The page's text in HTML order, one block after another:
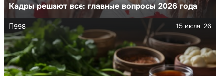
Кадры решают все: главные вопросы 2026 года
15 июля '26
998